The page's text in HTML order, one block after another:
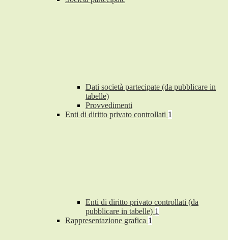
Dati società partecipate (da pubblicare in
tabelle)
Provvedimenti
Enti di diritto privato controllati 1
Enti di diritto privato controllati (da
pubblicare in tabelle) 1
Rappresentazione grafica 1